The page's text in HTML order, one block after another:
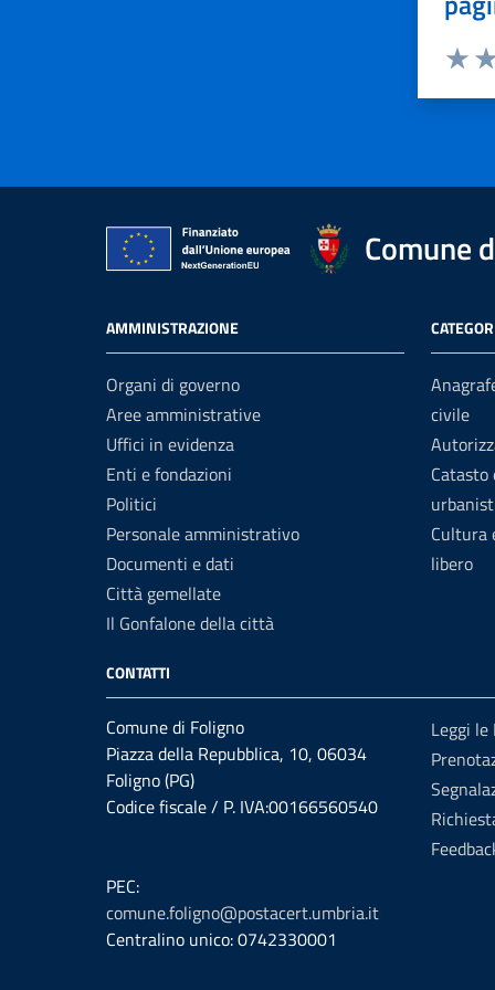
Comune
AMMINISTRAZIONE
Organi di governo
Aree amministrative
Uffici in evidenza
Enti e fondazioni
Politici
Personale amministrativo
Documenti e dati
Città gemellate
Il Gonfalone della città
civile
Catasto
Cultura
libero
CONTATTI
Comune di Foligno
Piazza della Repubblica, 10, 06034
Foligno (PG)
Codice fiscale / P. IVA:00166560540
PEC:
comune.foligno@postacert.umbria.it
Centralino unico: 0742330001
Leggi le